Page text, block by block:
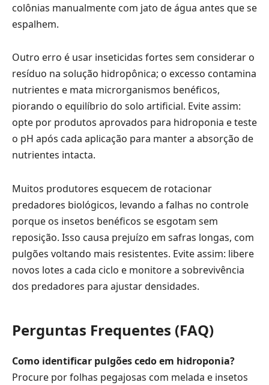
colônias manualmente com jato de água antes que se
espalhem.
Outro erro é usar inseticidas fortes sem considerar o
resíduo na solução hidropônica; o excesso contamina
nutrientes e mata microrganismos benéficos,
piorando o equilíbrio do solo artificial. Evite assim:
opte por produtos aprovados para hidroponia e teste
o pH após cada aplicação para manter a absorção de
nutrientes intacta.
Muitos produtores esquecem de rotacionar
predadores biológicos, levando a falhas no controle
porque os insetos benéficos se esgotam sem
reposição. Isso causa prejuízo em safras longas, com
pulgões voltando mais resistentes. Evite assim: libere
novos lotes a cada ciclo e monitore a sobrevivência
dos predadores para ajustar densidades.
Perguntas Frequentes (FAQ)
Como identificar pulgões cedo em hidroponia?
Procure por folhas pegajosas com melada e insetos